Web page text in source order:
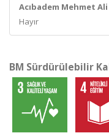
Acıbadem Mehmet
Hayır
BM Sürdürülebilir